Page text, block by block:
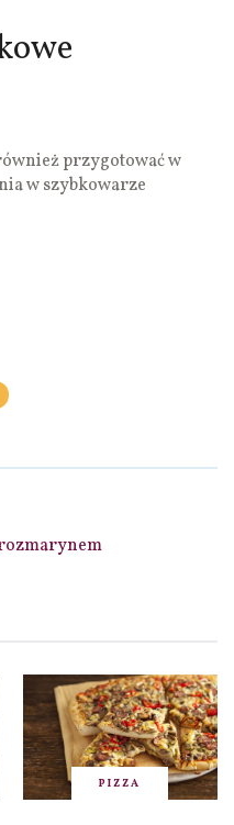
przygotować w
w szybkowarze
PIZZA